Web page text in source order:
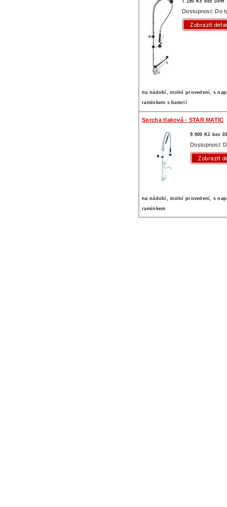
7.190 Kč bez DPH
Dostupnost: Do
na nádobí, stolní provedení, s
ramínkem s baterií
Sprcha tlaková - STAR MATIC
9.900 Kč bez
Dostupnost:
na nádobí, stolní provedení, s
ramínkem